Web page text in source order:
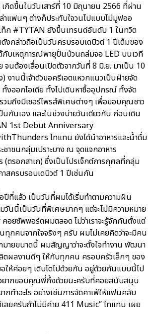
เกิดขึ้นในวันเสาร์ที่ 10 มิถุนายน 2566 ที่ผ่าน
ล่าแฟนๆ ต่างก็ประทับใจวนไปแบบไม่มูฟออ
ก #TYTAN ยังขึ้นเทรนด์อันดับ 1 ในทวิต
ดังกล่าวถือเป็นวันครบรอบเดบิวต์ 1 ปีเต็มของ
กับเหตุการณ์พายุปั่นป่วนถล่มจอ LED บนเวที
จนต้องเลื่อนเปิดตัวจากวันที่ 8 มิ.ย. มาเป็น 10
งานนี้เจ้าตัวขอครีเอตแหวกแนวเป็นฝ่ายจัด
งออกไอเดีย ทั้งไปเดินหาซื้ออุปกรณ์ ทั้งจัด
วมถึงมีเซอร์ไพรส์พิเศษต่างๆ เพื่อขอบคุณชาว
กันเอง และในช่วงบ่ายวันเดียวกัน ก่อนเดิน
1st Debut Anniversary
ไทแทน ยังได้นำอาหารและน้ำดื่ม
ชาชนกลุ่มเปราะบาง ณ จุดแจกอาหาร
(ตรอกสาเก) ซึ่งเป็นโปรเจ็กต์การกุศลที่กลุ่ม
สครบรอบเดบิวต์ 1 ปีเช่นกัน
ที่แล้ว เป็นวันที่ผมได้เริ่มทำตามความฝัน
วันนี้เป็นวันที่พิเศษมากๆ แต่จะไม่มีความหมาย
อยซัพพอร์ตผมตลอด ไม่ว่าเราจะรู้จักกันตั้งแต่
กคนจากใจจริงๆ ครับ ผมไม่เคยคิดว่าจะมีคน
มายขนาดนี้ ผมสัญญาว่าจะตั้งใจทำงาน พัฒนา
ตผลงานดีๆ ให้กับทุกคน ครอบครัวเล็กๆ ของ
ให้ค่อยๆ เติบโตไปด้วยกัน อยู่ด้วยกันแบบนี้ไป
ยากขอบคุณพี่กึ้งด้วยนะครับที่คอยสนับสนุน
กทำอะไร อย่างเช่นการจัดคาเฟ่ให้แฟนคลับ
เลยครับถ้าไม่มีค่าย 411 Music” ไทแทน เผย